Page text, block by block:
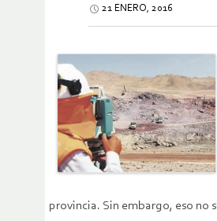
21 ENERO, 2016
provincia. Sin embargo, eso no